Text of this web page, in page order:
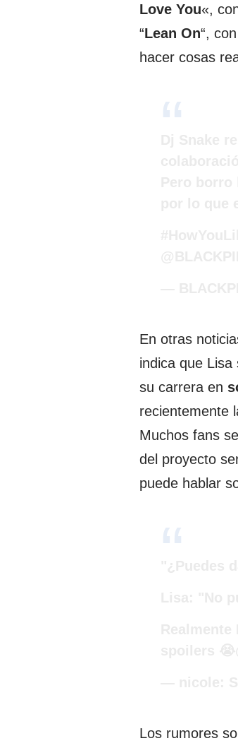
Love You«,
“Lean On“,
hacer cosas
En otras
indica que
su carrera en
recientemente
Muchos fans
del proyecto
puede hablar
Los rumores